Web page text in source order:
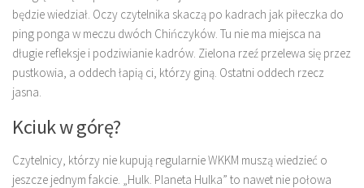
będzie wiedział. Oczy czytelnika skaczą po kadrach jak piłeczka do
ping ponga w meczu dwóch Chińczyków. Tu nie ma miejsca na
długie refleksje i podziwianie kadrów. Zielona rzeź przelewa się przez
pustkowia, a oddech łapią ci, którzy giną. Ostatni oddech rzecz
jasna.
Kciuk w górę?
Czytelnicy, którzy nie kupują regularnie WKKM muszą wiedzieć o
jeszcze jednym fakcie. „Hulk. Planeta Hulka” to nawet nie połowa